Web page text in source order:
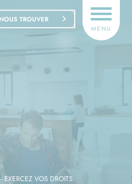
TROUVER
MENU
EXERCEZ VOS DROITS